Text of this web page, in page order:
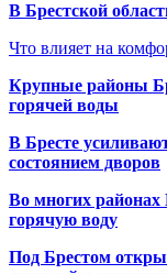
В Брестской
Что влияет на
Крупные районы
горячей воды
В Бресте
состоянием дворов
Во многих районах
горячую воду
Под Брестом